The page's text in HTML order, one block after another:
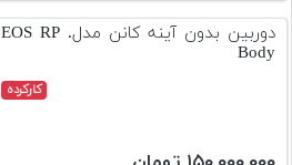
دوربین بدون آینه کانن مدل. EOS RP
Body
کارکرده